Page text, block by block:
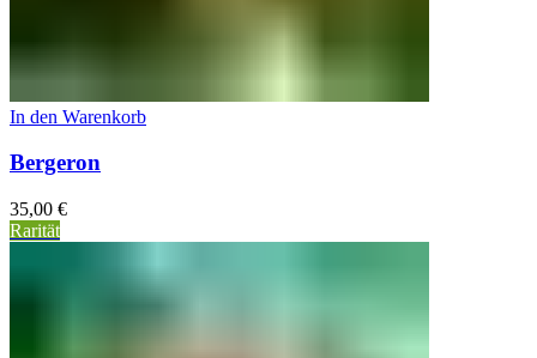
In den Warenkorb
Bergeron
35,00 €
Rarität